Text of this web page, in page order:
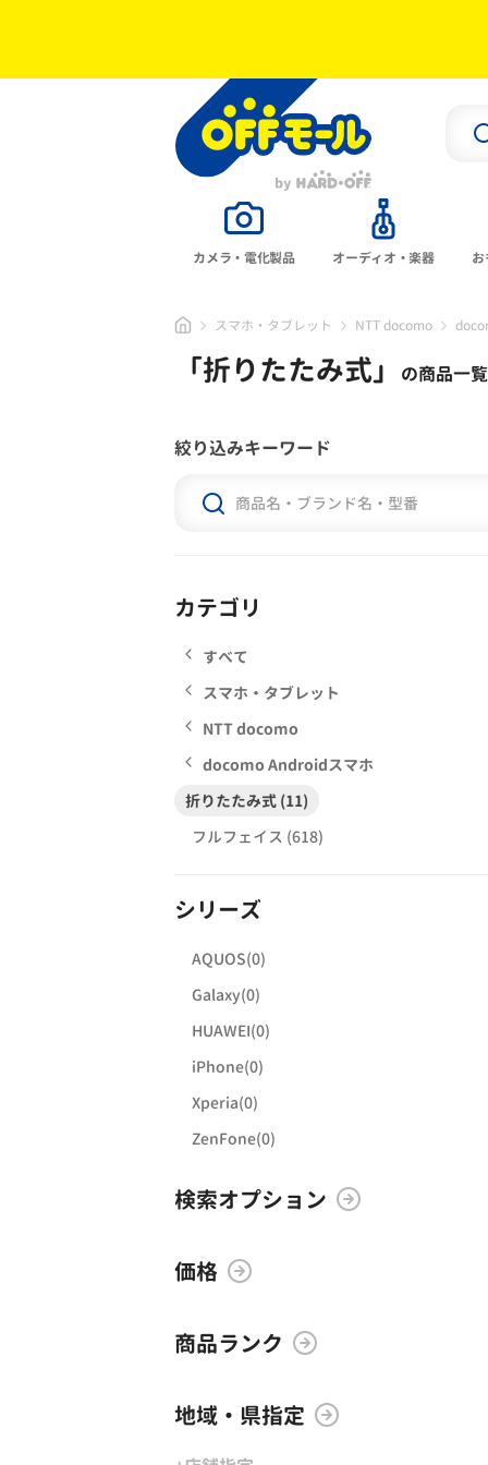
カメラ・電化製品 オーディオ・楽器
スマホ・タブレット NTT docomo
「折りたたみ式」 の商品一覧
絞り込みキーワード
カテゴリ
すべて
スマホ・タブレット
NTT docomo
docomo Androidスマホ
折りたたみ式 (11)
フルフェイス (618)
シリーズ
AQUOS(0)
Galaxy(0)
HUAWEI(0)
iPhone(0)
Xperia(0)
ZenFone(0)
検索オプション
価格
商品ランク
地域・県指定